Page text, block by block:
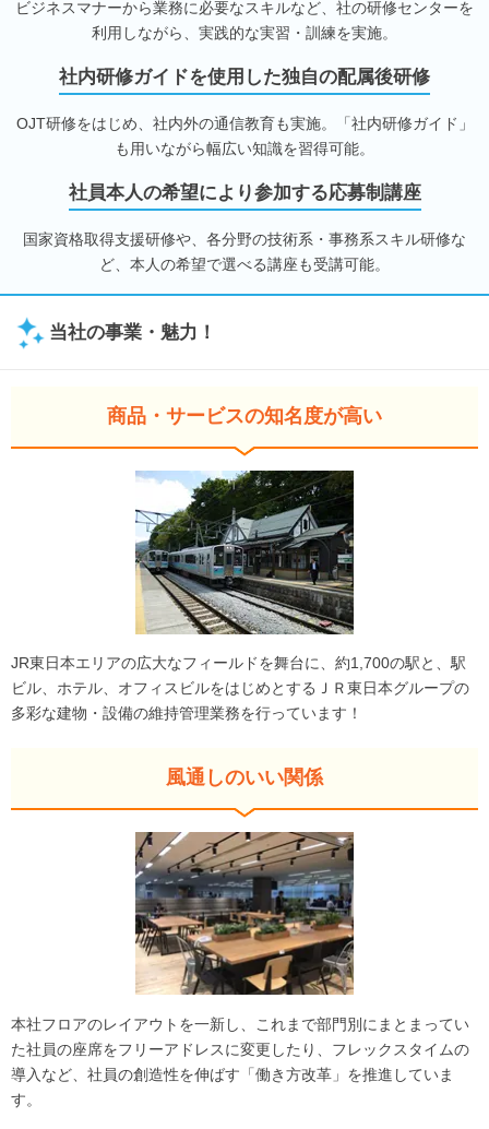
ビジネスマナーから業務に必要なスキルなど、社の研修センターを
利用しながら、実践的な実習・訓練を実施。
社内研修ガイドを使用した独自の配属後研修
OJT研修をはじめ、社内外の通信教育も実施。「社内研修ガイド」
も用いながら幅広い知識を習得可能。
社員本人の希望により参加する応募制講座
国家資格取得支援研修や、各分野の技術系・事務系スキル研修な
ど、本人の希望で選べる講座も受講可能。
当社の事業・魅力！
商品・サービスの知名度が高い
JR東日本エリアの広大なフィールドを舞台に、約1,700の駅と、駅
ビル、ホテル、オフィスビルをはじめとするＪＲ東日本グループの
多彩な建物・設備の維持管理業務を行っています！
風通しのいい関係
本社フロアのレイアウトを一新し、これまで部門別にまとまってい
た社員の座席をフリーアドレスに変更したり、フレックスタイムの
導入など、社員の創造性を伸ばす「働き方改革」を推進していま
す。